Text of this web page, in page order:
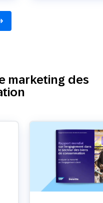
marketing des